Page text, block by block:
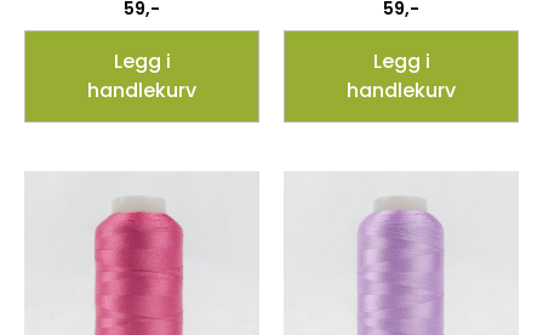
59,-
Legg i
handlekurv
59,-
Legg i
handlekurv